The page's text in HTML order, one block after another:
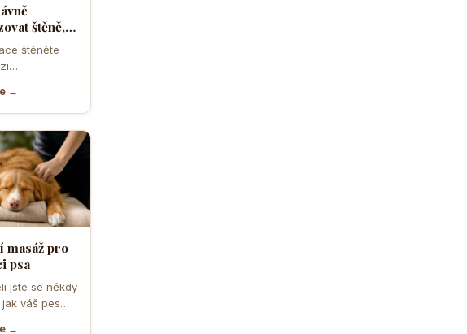
štěně,
vyrostl
a
štěněte
života.
období
→
masáž pro
psa
jste se někdy
váš pes
přítomnost?
→